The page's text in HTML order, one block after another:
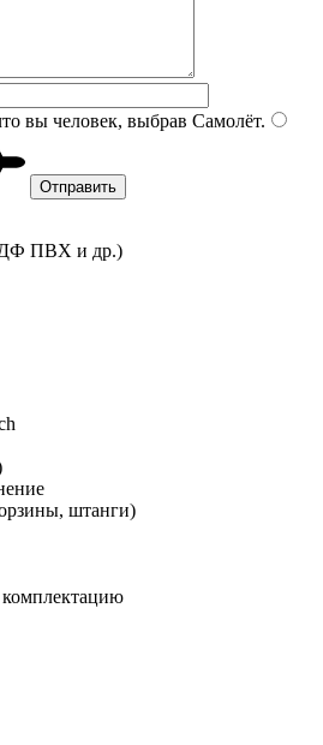
вы человек, выбрав Самолёт.
ПВХ и др.)
штанги)
комплектацию